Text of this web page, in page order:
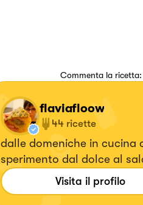
Commenta la
flaviafloow
44 ricette
dalle domeniche in cucina
sperimento dal dolce al
modernità, cuoca e
Visita il profilo